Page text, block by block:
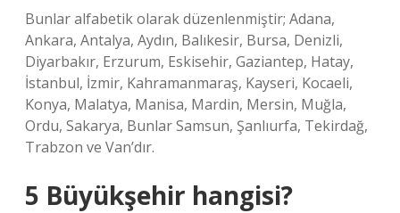
Bunlar alfabetik olarak düzenlenmiştir; Adana,
Ankara, Antalya, Aydın, Balıkesir, Bursa, Denizli,
Diyarbakır, Erzurum, Eskisehir, Gaziantep, Hatay,
İstanbul, İzmir, Kahramanmaraş, Kayseri, Kocaeli,
Konya, Malatya, Manisa, Mardin, Mersin, Muğla,
Ordu, Sakarya, Bunlar Samsun, Şanlıurfa, Tekirdağ,
Trabzon ve Van’dır.
5 Büyükşehir hangisi?